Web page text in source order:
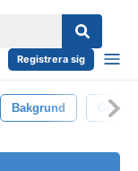
Registrera sig
Bakgrund Grafisk